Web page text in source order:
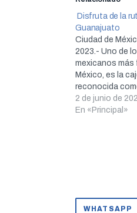
Disfruta de la
Guanajuato
Ciudad de
2023.- Uno de
mexicanos más
México, es la
reconocida
cajeta. La
dulce es tan
2 de junio de
En «Principal»
WHATSAPP